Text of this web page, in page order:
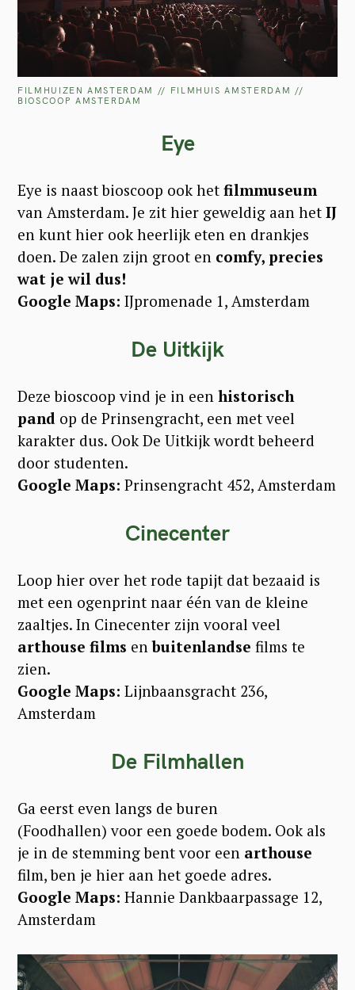
FILMHUIZEN AMSTERDAM // FILMHUIS AMSTERDAM //
BIOSCOOP AMSTERDAM
Eye
Eye is naast bioscoop ook het filmmuseum
van Amsterdam. Je zit hier geweldig aan het IJ
en kunt hier ook heerlijk eten en drankjes
doen. De zalen zijn groot en comfy, precies
wat je wil dus!
Google Maps: IJpromenade 1, Amsterdam
De Uitkijk
Deze bioscoop vind je in een historisch
pand op de Prinsengracht, een met veel
karakter dus. Ook De Uitkijk wordt beheerd
door studenten.
Google Maps: Prinsengracht 452, Amsterdam
Cinecenter
Loop hier over het rode tapijt dat bezaaid is
met een ogenprint naar één van de kleine
zaaltjes. In Cinecenter zijn vooral veel
arthouse films enbuitenlandse films te
zien.
Google Maps: Lijnbaansgracht 236,
Amsterdam
De Filmhallen
Ga eerst even langs de buren
(Foodhallen) voor een goede bodem. Ook als
je in de stemming bent voor een arthouse
film, ben je hier aan het goede adres.
Google Maps: Hannie Dankbaarpassage 12,
Amsterdam